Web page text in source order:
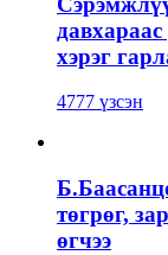
хэрэг
4777 үзсэн
төгрөг,
өгчээ